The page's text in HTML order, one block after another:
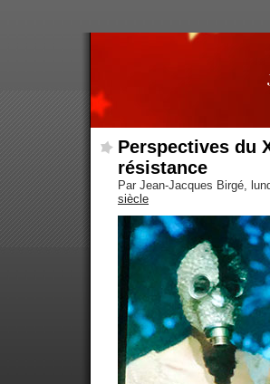
Perspectives du
résistance
Par Jean-Jacques Birgé,
siècle